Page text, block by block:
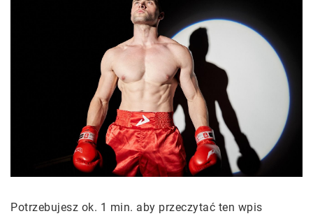
Potrzebujesz ok. 1 min. aby przeczytać ten wpis